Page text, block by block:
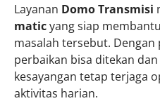
Layanan Domo Transmisi
maticyang siap
masalah tersebut. Dengan
perbaikan bisa ditekan
kesayangan tetap terjaga
aktivitas harian.